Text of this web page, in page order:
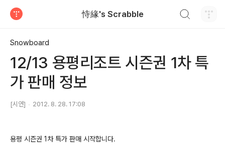
恃緣's Scrabble
Snowboard
12/13 용평리조트 시즌권 1차 특
가 판매 정보
[시연] 2012. 8. 28. 17:08
용평 시즌권 1차 특가 판매 시작합니다.